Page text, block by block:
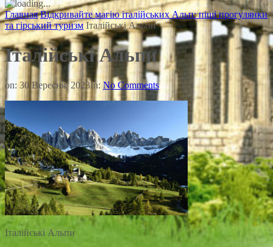
Главная Відкривайте магію італійських Альп: піші прогулянки
та гірський туризм Італійські Альпи
Італійські Альпи
on: 30 Вересня, 2023In: No Comments
Італійські Альпи